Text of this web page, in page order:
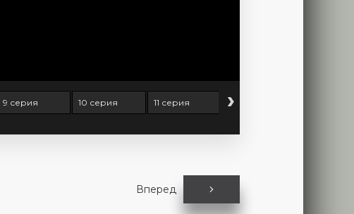
9 серия 10 серия 11 серия 12 серия
›
Вперед